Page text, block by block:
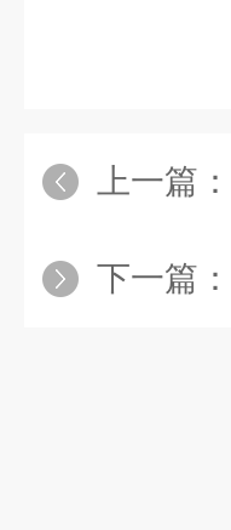
上一篇：
下一篇：